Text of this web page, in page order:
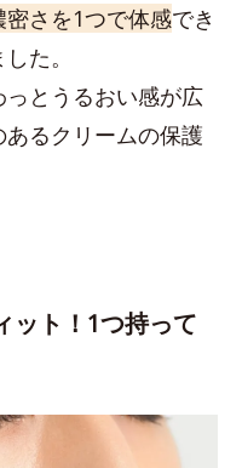
さを1つで体感でき
た。
とうるおい感が広
るクリームの保護
ット！1つ持って